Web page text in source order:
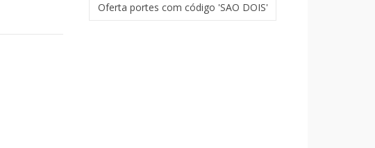
Oferta portes com código 'SAO DOIS'